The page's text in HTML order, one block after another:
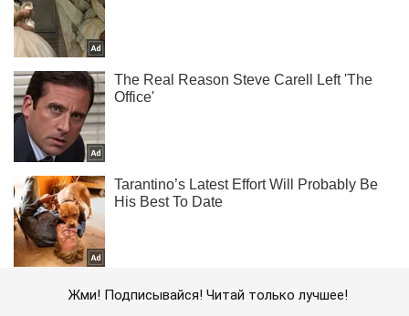
Жми! Подписывайся! Читай только лучшее!